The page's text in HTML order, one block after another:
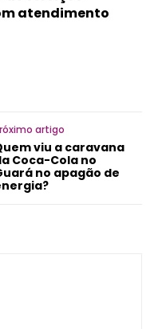
atendimento
artigo
viu a caravana
Coca-Cola no
no apagão de